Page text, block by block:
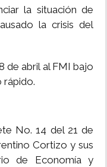
la situación de
la crisis del
de abril al FMI bajo
rápido.
No. 14 del 21 de
Cortizo y sus
de Economía y